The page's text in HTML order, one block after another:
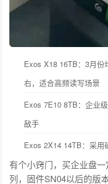
Exos X18 16TB：3月份
右，适合高频读写场景
Exos 7E10 8TB：企业
敌手
Exos 2X14 14TB：采用
有个小窍门，买企业盘
列，固件SN04以后的版